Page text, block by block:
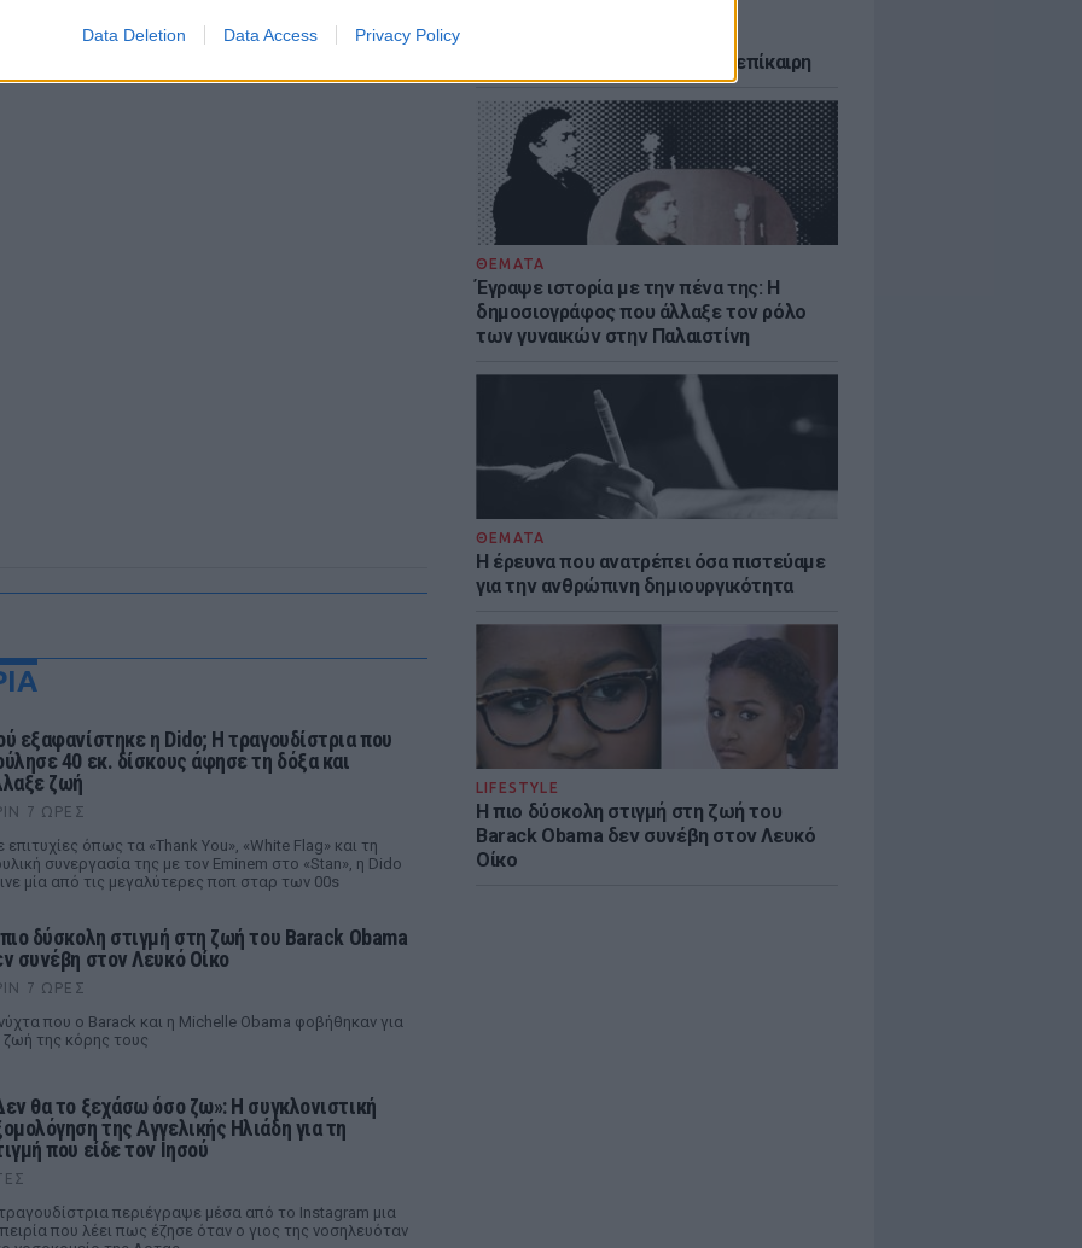
Data Deletion Data Access Privacy Policy
νεοπλουτισμό και παραμένει επίκαιρη
ΘΕΜΑΤΑ
Έγραψε ιστορία με την πένα της: Η
δημοσιογράφος που άλλαξε τον ρόλο
των γυναικών στην Παλαιστίνη
ΘΕΜΑΤΑ
Η έρευνα που ανατρέπει όσα πιστεύαμε
για την ανθρώπινη δημιουργικότητα
LIFESTYLE
Η πιο δύσκολη στιγμή στη ζωή του
Barack Obama δεν συνέβη στον Λευκό
Οίκο
ΔΙΑΦΗΜΙΣΗ
εξαφανίστηκε η Dido; Η τραγουδίστρια που
40 εκ. δίσκους άφησε τη δόξα και
ζωή
7 ΏΡΕΣ
επιτυχίες όπως τα «Thank You», «White Flag» και τη
συνεργασία της με τον Eminem στο «Stan», η Dido
μία από τις μεγαλύτερες ποπ σταρ των 00s
δύσκολη στιγμή στη ζωή του Barack Obama
συνέβη στον Λευκό Οίκο
7 ΏΡΕΣ
που ο Barack και η Michelle Obama φοβήθηκαν για
ζωή της κόρης τους
θα το ξεχάσω όσο ζω»: Η συγκλονιστική
της Αγγελικής Ηλιάδη για τη
που είδε τον Ιησού
περιέγραψε μέσα από το Instagram μια
που λέει πως έζησε όταν ο γιος της νοσηλευόταν